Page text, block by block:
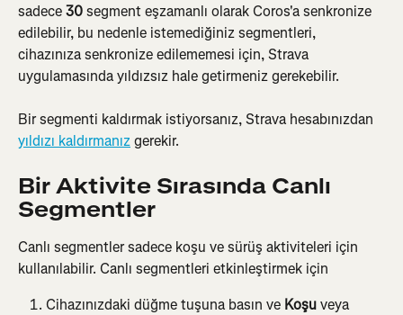
sadece 30 segment eşzamanlı olarak Coros'a senkronize
edilebilir, bu nedenle istemediğiniz segmentleri,
cihazınıza senkronize edilememesi için, Strava
uygulamasında yıldızsız hale getirmeniz gerekebilir.
Bir segmenti kaldırmak istiyorsanız, Strava hesabınızdan
yıldızı kaldırmanız gerekir.
Bir Aktivite Sırasında Canlı
Segmentler
Canlı segmentler sadece koşu ve sürüş aktiviteleri için
kullanılabilir. Canlı segmentleri etkinleştirmek için
Cihazınızdaki düğme tuşuna basın ve Koşu veya